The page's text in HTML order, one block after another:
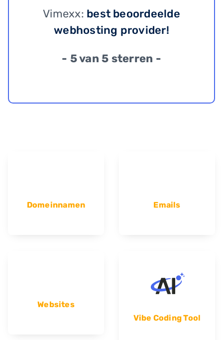
Vimexx: best beoordeelde
webhosting provider!
- 5 van 5 sterren -
Domeinnamen Emails
Websites
Vibe Coding Tool